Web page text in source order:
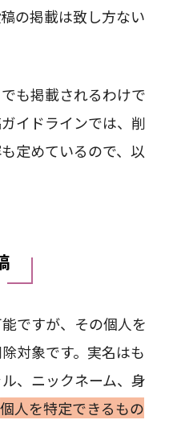
の掲載は致し方ない
も掲載されるわけで
イドラインでは、削
定めているので、以
ですが、その個人を
対象です。実名はも
、ニックネーム、身
個人を特定できるもの